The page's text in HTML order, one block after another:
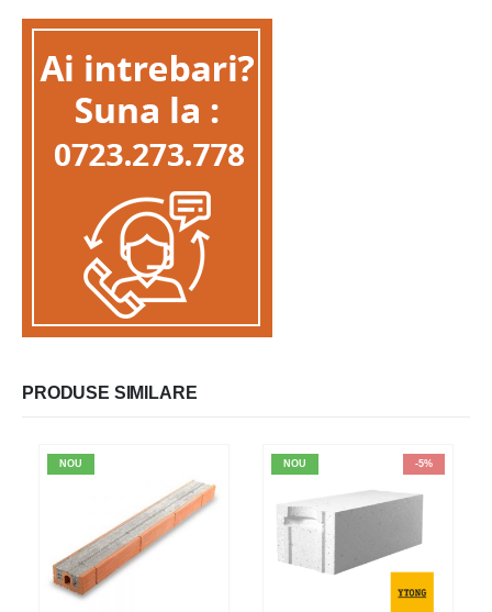
PRODUSE SIMILARE
NOU NOU -5%